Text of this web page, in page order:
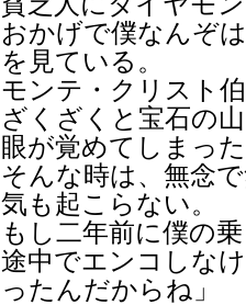
おかげで僕なんぞ
を見ている。
モンテ・クリスト
ざくざくと宝石の
眼が覚めてしまっ
そんな時は、無念
気も起こらない。
もし二年前に僕の
途中でエンコしな
ったんだからね」